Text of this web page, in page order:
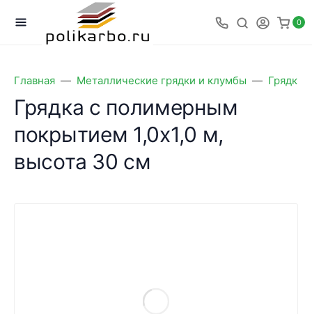
0
Главная Металлические грядки и клумбы Грядки
Грядка с полимерным
покрытием 1,0х1,0 м,
высота 30 см